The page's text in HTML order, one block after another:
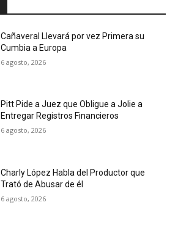
Cañaveral Llevará por vez Primera su
Cumbia a Europa
6 agosto, 2026
Pitt Pide a Juez que Obligue a Jolie a
Entregar Registros Financieros
6 agosto, 2026
Charly López Habla del Productor que
Trató de Abusar de él
6 agosto, 2026